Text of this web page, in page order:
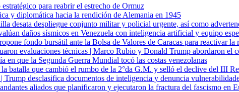
para reabrir el estrecho de Ormuz
y diplomática hacia la rendición de Alemania en 1945
desata despliegue conjunto militar y policial urgente, así como
daños sísmicos en Venezuela con inteligencia artificial y equipo
fondo bursátil ante la Bolsa de Valores de Caracas para reactivar
evaluaciones técnicas | Marco Rubio y Donald Trump abordaron el
en que la Segunda Guerra Mundial tocó las costas venezolanas
batalla que cambió el rumbo de la 2°da G.M. y selló el declive del III
Trump desclasifica documentos de inteligencia y denuncia
aliados que planificaron y ejecutaron la fractura del fascismo en